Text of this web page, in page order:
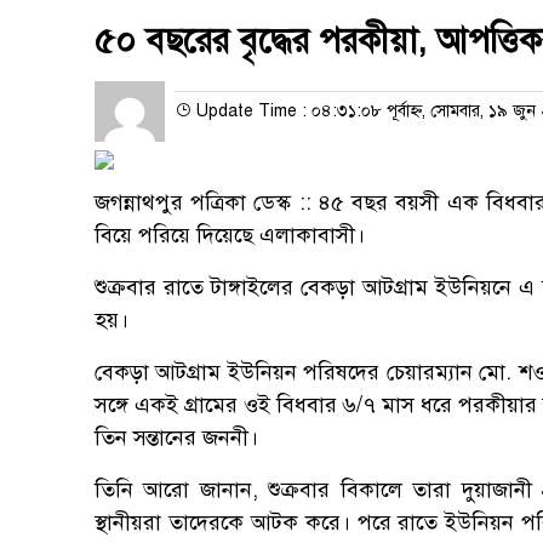
৫০ বছরের বৃদ্ধের পরকীয়া,
Update Time : ০৪:৩১:০৮ পূর্বাহ্ন, সোমবার, ১৯ জুন
জগন্নাথপুর পত্রিকা ডেস্ক :: ৪৫ বছর বয়সী এক
বিয়ে পরিয়ে দিয়েছে এলাকাবাসী।
শুক্রবার রাতে টাঙ্গাইলের বেকড়া আটগ্রাম
হয়।
বেকড়া আটগ্রাম ইউনিয়ন পরিষদের চেয়ারম্যান মো.
সঙ্গে একই গ্রামের ওই বিধবার ৬/৭ মাস ধরে
তিন সন্তানের জননী।
তিনি আরো জানান, শুক্রবার বিকালে তারা দুয়াজানী
স্থানীয়রা তাদেরকে আটক করে। পরে রাতে ইউনিয়ন